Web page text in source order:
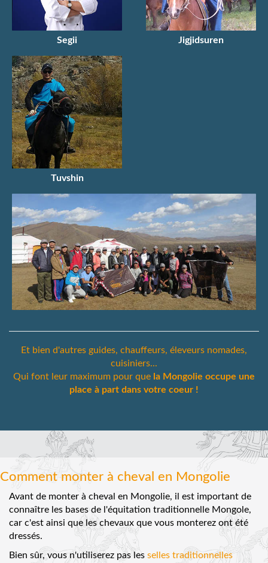
Segii Jigjidsuren
Tuvshin
Et bien d'autres guides, chauffeurs, éleveurs nomades,
cuisiniers...
Qui font leur maximum pour que la Mongolie occupe une
place à part dans votre coeur !
Comment monter à cheval en Mongolie
Avant de monter à cheval en Mongolie, il est important de
connaître les bases de l'équitation traditionnelle Mongole,
car c'est ainsi que les chevaux que vous monterez ont été
dressés.
Bien sûr, vous n'utiliserez pas les selles traditionnelles